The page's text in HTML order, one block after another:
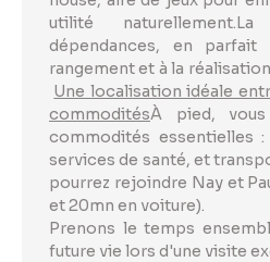
utilité
dépendances, en
rangement et à la
Une localisation idéale
commoditésÀ pied, vous
commodités essentielles
services de santé, et
pourrez rejoindre Nay et
et 20mn en voiture).
Prenons le temps
future vie lors d'une visite